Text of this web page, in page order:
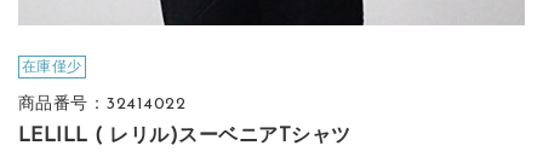
在庫僅少
商品番号：32414022
LELILL ( レリル)スーベニアTシャツ